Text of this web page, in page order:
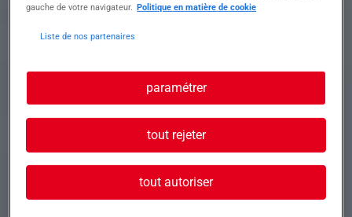
Profil recherché
Formation et expérience Rejoignez notre équipe
dynamique en tant qu'Ouvrier ou Ouvrière de
chantier polyvalent(e) pour contribuer à des
projets passionnants.
• Maîtrise de la conduite d'engins de chantier,
avec une attention particulière à la sécurité
• Bonne condition physique et résistance pour un
travail quotidien exigeant
gauche de votre navigateur. Politique en matière de cookie
Liste de nos partenaires
paramétrer
tout rejeter
tout autoriser